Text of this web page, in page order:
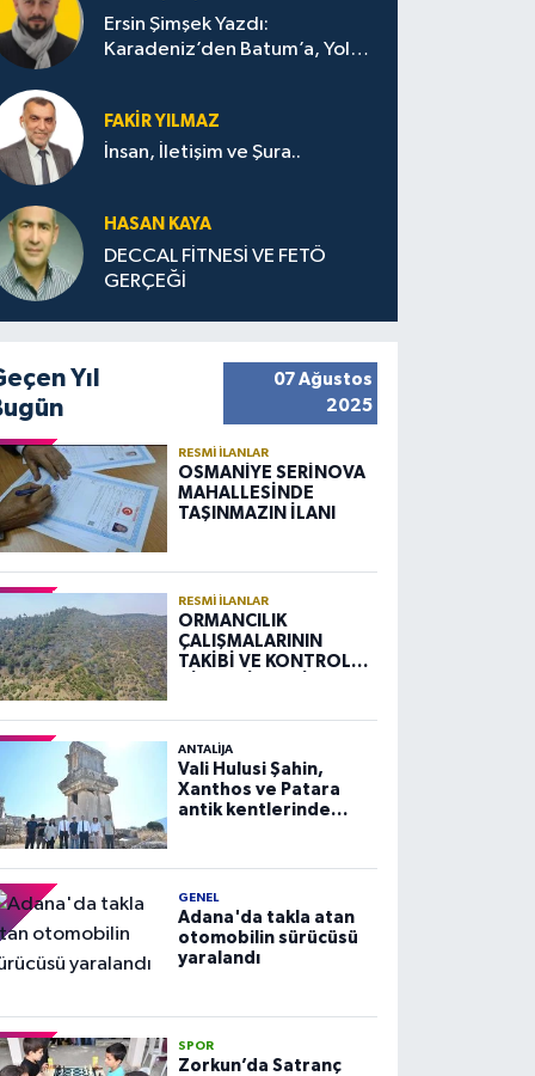
Ersin Şimşek Yazdı:
Karadeniz’den Batum’a, Yolun
FAKIR YILMAZ
İnsan, İletişim ve Şura..
HASAN KAYA
DECCAL FİTNESİ VE FETÖ
GERÇEĞİ
Yıl
07 Ağustos
2025
RESMI İLANLAR
OSMANİYE SERİNOVA
MAHALLESİNDE
TAŞINMAZIN İLANI
RESMI İLANLAR
ORMANCILIK
ÇALIŞMALARININ
TAKİBİ VE KONTROLÜ
ANTALIJA
Vali Hulusi Şahin,
Xanthos ve Patara
antik kentlerinde
GENEL
Adana'da takla atan
otomobilin sürücüsü
yaralandı
SPOR
Zorkun’da Satranç